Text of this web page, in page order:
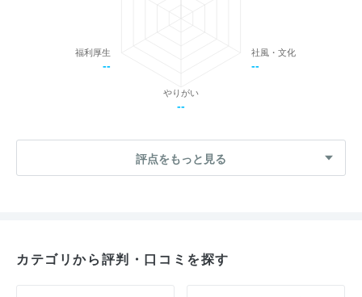
社風・文化
--
やりがい
--
福利厚生
--
評点をもっと見る
カテゴリから評判・口コミを探す